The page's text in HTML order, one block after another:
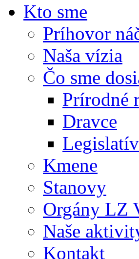
Kto sme
Príhovor
Naša vízia
Čo sme
Prírodné
Dravce
Kmene
Stanovy
Orgány LZ
Naše
Kontakt